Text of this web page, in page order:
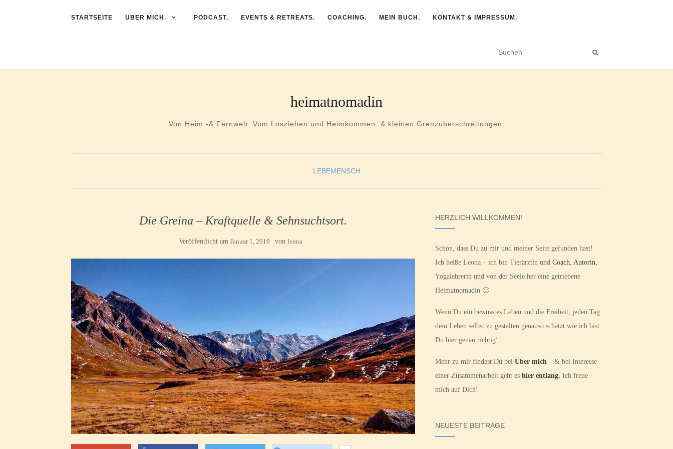
STARTSEITE ÜBER MICH. PODCAST. EVENTS & RETREATS. COACHING. MEIN BUCH. KONTAKT & IMPRESSUM.
heimatnomadin
Von Heim -& Fernweh. Vom Losziehen und Heimkommen. & kleinen Grenzüberschreitungen.
LEBEMENSCH
Die Greina – Kraftquelle & Sehnsuchtsort.
Veröffentlicht am Januar 1, 2019 von leona
HERZLICH WILLKOMMEN!
Schön, dass Du zu mir und meiner Seite gefunden hast!
Ich heiße Leona – ich bin Tierärztin und Coach, Autorin,
Yogalehrerin und von der Seele her eine getriebene
Heimatnomadin 🙂
Wenn Du ein bewusstes Leben und die Freiheit, jeden Tag
dein Leben selbst zu gestalten genauso schätzt wie ich bist
Du hier genau richtig!
Mehr zu mir findest Du bei Über mich– & bei Interesse
einer Zusammenarbeit geht es hier entlang. Ich freue
mich auf Dich!
NEUESTE BEITRÄGE